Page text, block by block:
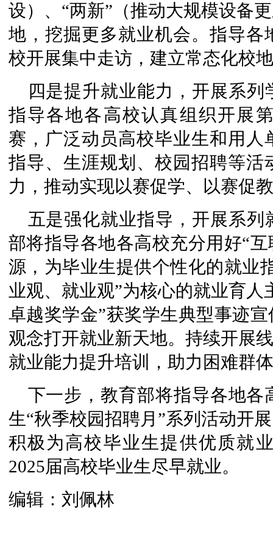
设）、“两新”（推动大规模设备
地，挖掘更多就业机会。指导
校开展集中走访，建立常态化校
四是提升就业能力，开展系
指导各地各高校认真组织开展
赛，广泛动员高校毕业生和用
指导、生涯规划、校园招聘等
力，推动实现以赛促学、以赛促
五是强化就业指导，开展系
部将指导各地各高校充分用好“
源，为毕业生提供个性化的就业
业观、就业观”为核心的就业育
卓越奖学金”获奖学生典型事迹
观念打开就业新天地。持续开展
就业能力提升培训，助力困难群
下一步，教育部将指导各地各
生“秋季校园招聘月”系列活动开
积极为高校毕业生提供优质就
2025届高校毕业生尽早就业。
编辑：刘佩林